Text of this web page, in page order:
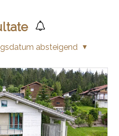
absteigend